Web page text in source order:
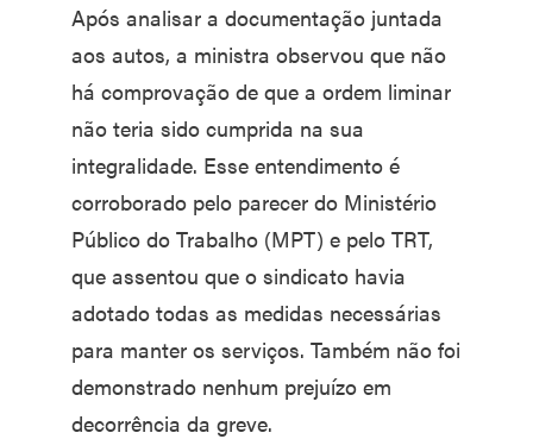
Após analisar a documentação juntada
aos autos, a ministra observou que não
há comprovação de que a ordem liminar
não teria sido cumprida na sua
integralidade. Esse entendimento é
corroborado pelo parecer do Ministério
Público do Trabalho (MPT) e pelo TRT,
que assentou que o sindicato havia
adotado todas as medidas necessárias
para manter os serviços. Também não foi
demonstrado nenhum prejuízo em
decorrência da greve.